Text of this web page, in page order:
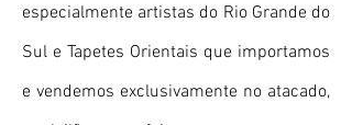
especialmente artistas do Rio Grande do
Sul e Tapetes Orientais que importamos
e vendemos exclusivamente no atacado,